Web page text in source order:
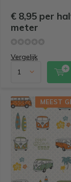
€ 8,95 per
meter
Vergelijk
MEEST